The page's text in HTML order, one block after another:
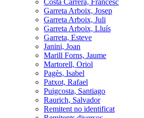
Costa Carrera, Francesc
Garreta Arboix, Josep
Garreta Arboix, Juli
Garreta Arboix, Lluís
Garreta, Esteve
Janini, Joan
Marill Forns, Jaume
Martorell, Oriol
Pagès, Isabel
Patxot, Rafael
Puigcosta, Santiago
Raurich, Salvador
Remitent no identificat